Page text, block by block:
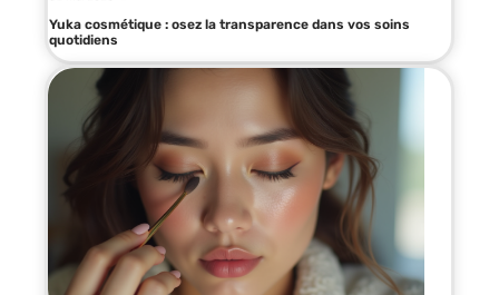
Yuka cosmétique : osez la transparence dans vos soins
quotidiens